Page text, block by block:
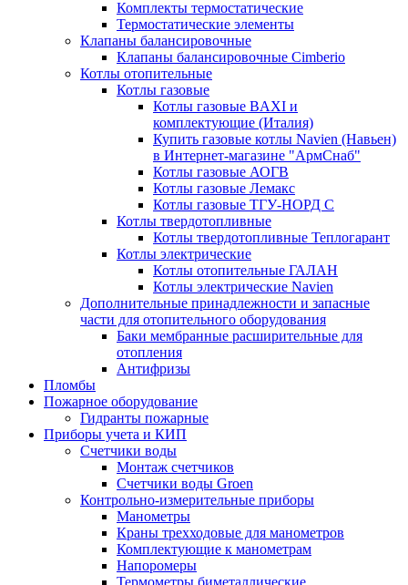
Комплекты термостатические
Термостатические элементы
Клапаны балансировочные
Клапаны балансировочные Cimberio
Котлы отопительные
Котлы газовые
Котлы газовые BAXI и
комплектующие (Италия)
Купить газовые котлы Navien (Навьен)
в Интернет-магазине "АрмСнаб"
Котлы газовые АОГВ
Котлы газовые Лемакс
Котлы газовые ТГУ-НОРД С
Котлы твердотопливные
Котлы твердотопливные Теплогарант
Котлы электрические
Котлы отопительные ГАЛАН
Котлы электрические Navien
Дополнительные принадлежности и запасные
части для отопительного оборудования
Баки мембранные расширительные для
отопления
Антифризы
Пломбы
Пожарное оборудование
Гидранты пожарные
Приборы учета и КИП
Счетчики воды
Монтаж счетчиков
Счетчики воды Groen
Контрольно-измерительные приборы
Манометры
Краны трехходовые для манометров
Комплектующие к манометрам
Напоромеры
Термометры биметаллические